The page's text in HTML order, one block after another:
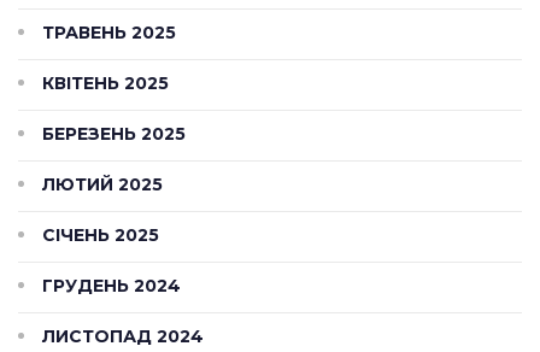
ТРАВЕНЬ 2025
КВІТЕНЬ 2025
БЕРЕЗЕНЬ 2025
ЛЮТИЙ 2025
СІЧЕНЬ 2025
ГРУДЕНЬ 2024
ЛИСТОПАД 2024